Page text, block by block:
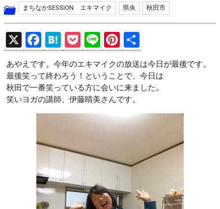
まちなかSESSION エキマイク 県央 秋田市
X
F
a
ce
b
o
o
H
at
e
n
a
P
o
ck
et
Li
n
e
Pi
nt
er
es
t
有
あやえです。今年のエキマイクの放送は今日が最後です。
最後笑って終わろう！ということで、今日は
秋田で一番笑っている方に会いに来ました。
笑いヨガの講師、伊藤晴美さんです。